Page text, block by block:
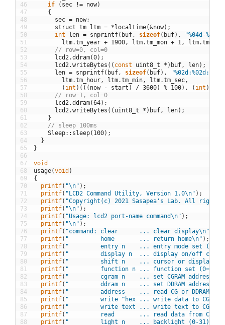
46
47
48
49
50
51
52
53
54
55
56
57
58
59
60
61
62
63
64
65
66
67
68
69
70
71
72
73
74
75
76
77
78
79
80
81
82
83
84
85
86
87
88
if
( sec != now)
{
sec = now;
struct tm ltm = * localtime(&now) ;
int
len = snprintf( buf, sizeof( buf) ,
"%04d-
ltm.tm_year + 1900, ltm.tm_mon + 1, ltm.
// row=0, col=0
lcd2.ddram(0) ;
lcd2.writeBytes ( ( const uint8_t * ) buf, len) ;
len = snprintf( buf, sizeof( buf) ,
ltm.tm_hour, ltm.tm_min, ltm.tm_sec,
( int ) ( ( ( now - start ) / 3600) % 100) , ( int )
// row=1, col=0
lcd2.ddram(64) ;
lcd2.writeBytes ( ( uint8_t * ) buf, len) ;
}
// sleep 100ms
Sleep:: sleep( 100) ;
}
}
void
usage(void )
{
printf( "\n" ) ;
printf( "LCD2 Command Utility, Version 1.0\n" ) ;
printf( "Copyright(c) 2021 Sasapea's Lab. All right
printf( "\n" ) ;
printf( "Usage: lcd2 port-name command\n" ) ;
printf( "\n" ) ;
printf( "command: clear      ... clear display\n"
printf( "         home       ... return home\n" ) ;
printf( "         entry n    ... entry mode set
printf( "         display n  ... display on/off control
printf( "         shift n    ... cursor or display
printf( "         function n ... function set
printf( "         cgram n    ... set CGRAM address
printf( "         ddram n    ... set DDRAM address
printf( "         address    ... read CG or DDRAM
printf( "         write ^hex ... write data to CG or
printf( "         write text ... write text to CG or
printf( "         read       ... read data from CG or
printf( "         light n    ... backlight (0-31)\n"